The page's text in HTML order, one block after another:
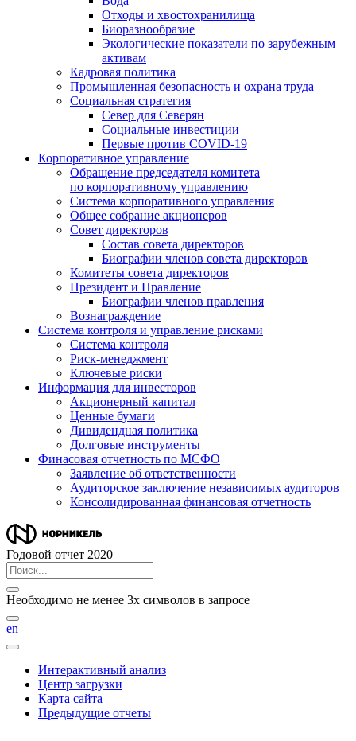
Отходы и хвостохранилища
Биоразнообразие
Экологические показатели по зарубежным
активам
Кадровая политика
Промышленная безопасность и охрана труда
Социальная стратегия
Север для Северян
Социальные инвестиции
Первые против COVID‑19
Корпоративное управление
Обращение председателя комитета
по корпоративному управлению
Система корпоративного управления
Общее собрание акционеров
Совет директоров
Состав совета директоров
Биографии членов совета директоров
Комитеты совета директоров
Президент и Правление
Биографии членов правления
Вознаграждение
Система контроля и управление рисками
Система контроля
Риск-менеджмент
Ключевые риски
Информация для инвесторов
Акционерный капитал
Ценные бумаги
Дивидендная политика
Долговые инструменты
Финасовая отчетность по МСФО
Заявление об ответственности
Аудиторское заключение независимых аудиторов
Консолидированная финансовая отчетность
Годовой отчет 2020
Необходимо не менее 3х символов в запросе
en
Интерактивный анализ
Центр загрузки
Карта сайта
Предыдущие отчеты